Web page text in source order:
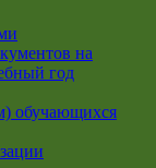
на
год
обучающихся